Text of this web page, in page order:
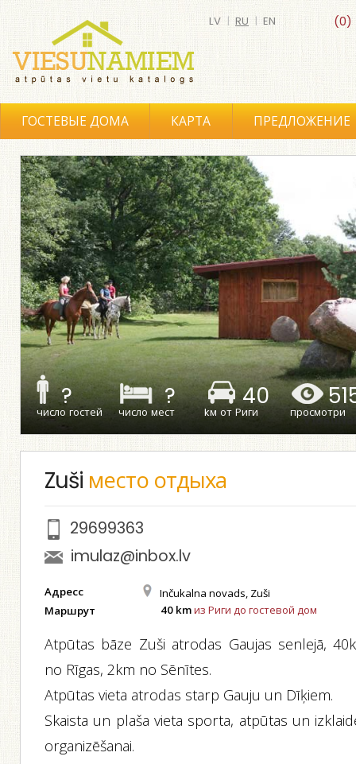
(0)
LV | RU | EN
ГОСТЕВЫЕ ДОМА КАРТА ПРЕДЛОЖЕНИЕ
?
число гостей
?
число мест
40
kм от Риги просмотри
Zuši место отдыха
29699363
imulaz@inbox.lv
Адресс Inčukalna novads, Zuši
Маршрут 40 kmиз Риги до гостевой дом
Atpūtas bāze Zuši atrodas Gaujas senlejā,
no Rīgas, 2km no Sēnītes.
Atpūtas vieta atrodas starp Gauju un Dīķiem.
Skaista un plaša vieta sporta, atpūtas un
organizēšanai.